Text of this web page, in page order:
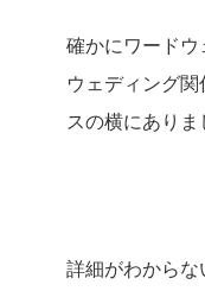
確かにワード
ウェディング
スの横にありま
詳細がわから